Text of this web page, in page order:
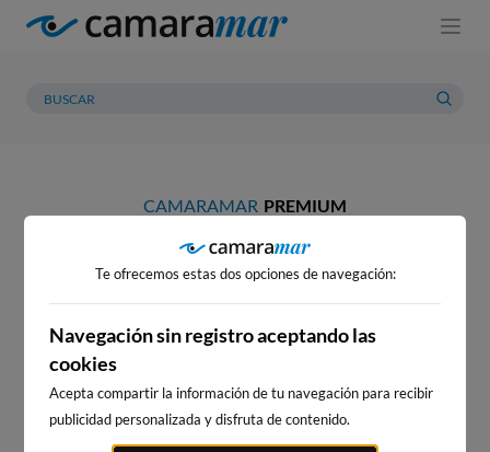
CAMARAMAR PREMIUM
Elige tu plan y encuentra
las mejores olas
Te ofrecemos estas dos opciones de navegación:
Navegación sin registro aceptando las
cookies
Acepta compartir la información de tu navegación para recibir
publicidad personalizada y disfruta de contenido.